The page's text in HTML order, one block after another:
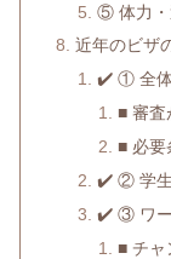
⑤ 体力・
近年のビザ
✔️ ① 全体
■ 審査
■ 必要
✔️ ② 学生
✔️ ③ ワー
■ チャ